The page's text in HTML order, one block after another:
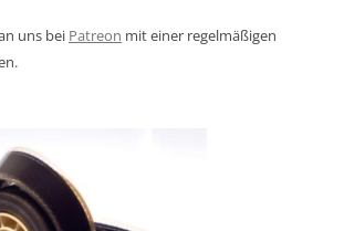
uns bei Patreon mit einer regelmäßigen